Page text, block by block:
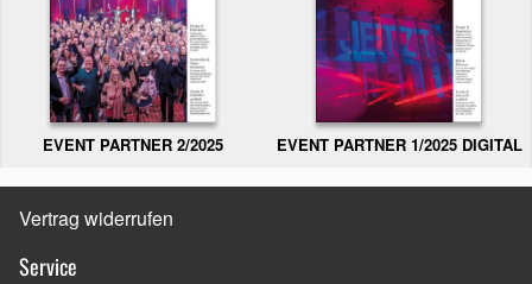
EVENT PARTNER 2/2025 EVENT PARTNER 1/2025 DIGITAL
Vertrag widerrufen
Service